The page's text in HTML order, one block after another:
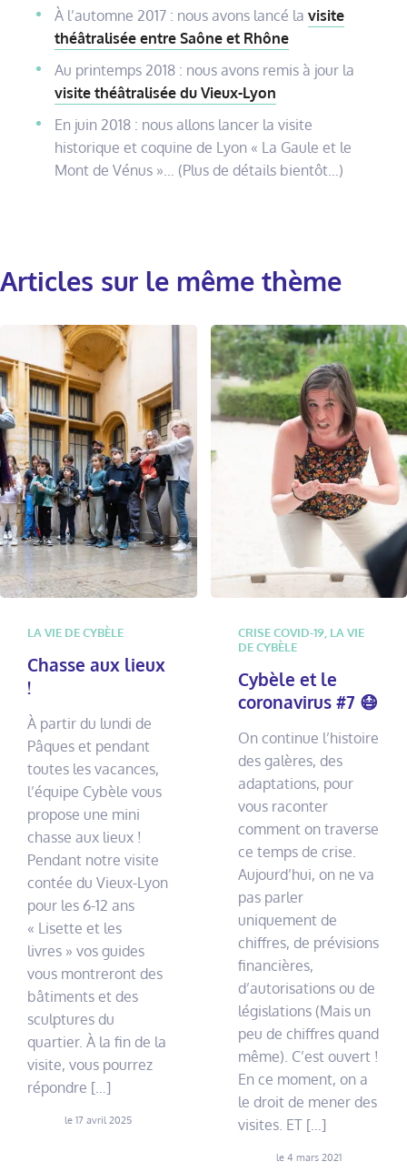
À l’automne 2017 : nous avons lancé la visite
théâtralisée entre Saône et Rhône
Au printemps 2018 : nous avons remis à jour la
visite théâtralisée du Vieux-Lyon
En juin 2018 : nous allons lancer la visite
historique et coquine de Lyon « La Gaule et le
Mont de Vénus »… (Plus de détails bientôt…)
Articles sur le même thème
LA VIE DE CYBÈLE
Chasse aux lieux
!
À partir du lundi de
Pâques et pendant
toutes les vacances,
l’équipe Cybèle vous
propose une mini
chasse aux lieux !
Pendant notre visite
contée du Vieux-Lyon
pour les 6-12 ans
« Lisette et les
livres » vos guides
vous montreront des
bâtiments et des
sculptures du
quartier. À la fin de la
visite, vous pourrez
répondre […]
le 17 avril 2025
CRISE COVID-19, LA VIE
DE CYBÈLE
Cybèle et le
coronavirus #7 😷
On continue l’histoire
des galères, des
adaptations, pour
vous raconter
comment on traverse
ce temps de crise.
Aujourd’hui, on ne va
pas parler
uniquement de
chiffres, de prévisions
financières,
d’autorisations ou de
législations (Mais un
peu de chiffres quand
même). C’est ouvert !
En ce moment, on a
le droit de mener des
visites. ET […]
le 4 mars 2021